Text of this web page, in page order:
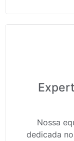
Nossa
dedicada